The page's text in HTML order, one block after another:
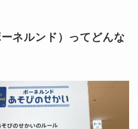
ネルンド）ってどんな